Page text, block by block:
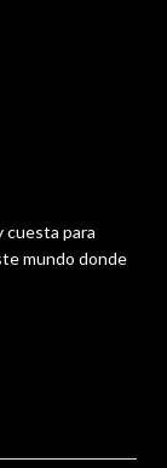
cuesta para
mundo donde